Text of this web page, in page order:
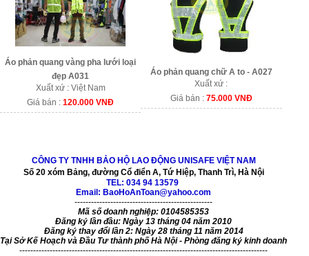
Áo phản quang vàng pha lưới loại
đẹp A031
Xuất xứ : Việt Nam
Giá bán :120.000 VNĐ
Áo phản quang chữ A to - A027
Xuất xứ :
Giá bán : 75.000 VNĐ
CÔNG TY TNHH BẢO HỘ LAO ĐỘNG UNISAFE VIỆT NAM
Số 20 xóm Bảng, đường Cổ điển A, Tứ Hiệp, Thanh Trì, Hà Nội
TEL: 034 94 13579
Email: BaoHoAnToan@yahoo.com
--------------------------------------------------
Mã số doanh nghiệp: 0104585353
Đăng ký lần đầu: Ngày 13 tháng 04 năm 2010
Đăng ký thay đổi lần 2: Ngày 28 tháng 11 năm 2014
Tại Sở Kế Hoạch và Đầu Tư thành phố Hà Nội - Phòng đăng ký kinh doanh
------------------------------------------------------------------------------------------